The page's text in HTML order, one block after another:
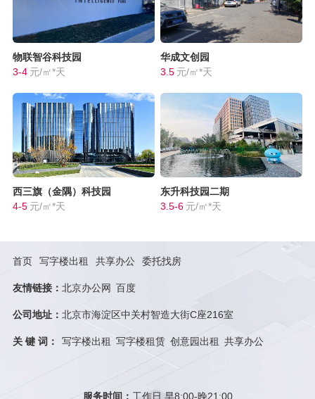
物联智谷科技园
3-4 元/㎡*天
华成文创园
3.5 元/㎡*天
西三旗（金隅）科技园
4-5 元/㎡*天
东升科技园二期
3.5-6 元/㎡*天
首页 写字楼出租 共享办公 委托找房
友情链接： 北京办公网 百度
公司地址： 北京市海淀区中关村智造大街C座216室
关 键 词： 写字楼出租 写字楼租赁 创意园出租 共享办公
服务时间： 工作日 早8:00-晚21:00